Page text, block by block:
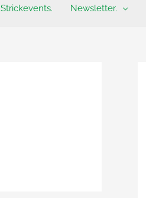
Strickevents. Newsletter.